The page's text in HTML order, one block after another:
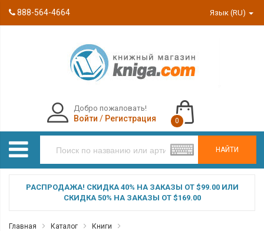
888-564-4664 Язык (RU)
НАЙТИ
Добро пожаловать!
Войти / Регистрация 0
РАСПРОДАЖА! СКИДКА 40% НА ЗАКАЗЫ ОТ $99.00 ИЛИ
СКИДКА 50% НА ЗАКАЗЫ ОТ $169.00
Главная Каталог
Книги